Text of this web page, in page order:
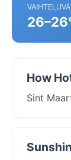
How
Sint